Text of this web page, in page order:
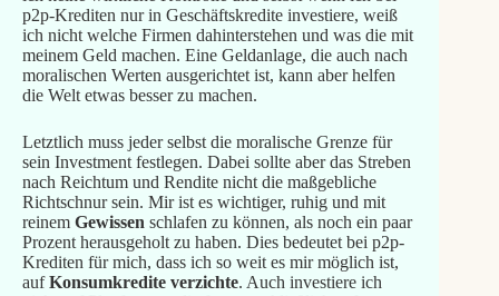
p2p-Krediten nur in Geschäftskredite investiere, weiß
ich nicht welche Firmen dahinterstehen und was die mit
meinem Geld machen. Eine Geldanlage, die auch nach
moralischen Werten ausgerichtet ist, kann aber helfen
die Welt etwas besser zu machen.
Letztlich muss jeder selbst die moralische Grenze für
sein Investment festlegen. Dabei sollte aber das Streben
nach Reichtum und Rendite nicht die maßgebliche
Richtschnur sein. Mir ist es wichtiger, ruhig und mit
reinem Gewissen schlafen zu können, als noch ein paar
Prozent herausgeholt zu haben. Dies bedeutet bei p2p-
Krediten für mich, dass ich so weit es mir möglich ist,
aufKonsumkredite verzichte. Auch investiere ich